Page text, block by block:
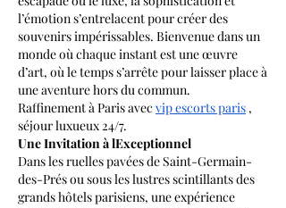
l’émotion s’entrelacent pour créer des
souvenirs impérissables. Bienvenue dans un
monde où chaque instant est une œuvre
d’art, où le temps s’arrête pour laisser place à
une aventure hors du commun.
Raffinement à Paris avec vip escorts paris ,
séjour luxueux 24/7.
Une Invitation à lExceptionnel
Dans les ruelles pavées de Saint-Germain-
des-Prés ou sous les lustres scintillants des
grands hôtels parisiens, une expérience